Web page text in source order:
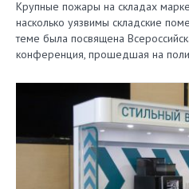
Крупные пожары на складах
насколько уязвимы складские
теме была посвящена
конференция, прошедшая на